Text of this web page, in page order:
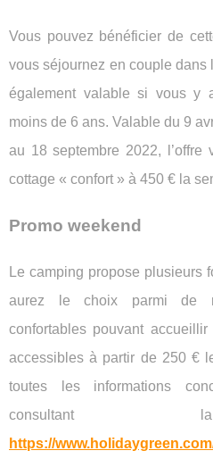
Vous pouvez bénéficier de
vous séjournez en couple dans
également valable si vous y
moins de 6 ans. Valable du 9
au 18 septembre 2022, l’offre
cottage « confort » à 450 € la
Promo weekend
Le camping propose plusieurs
aurez le choix parmi de
confortables pouvant
accessibles à partir de 250 €
toutes les informations
https://